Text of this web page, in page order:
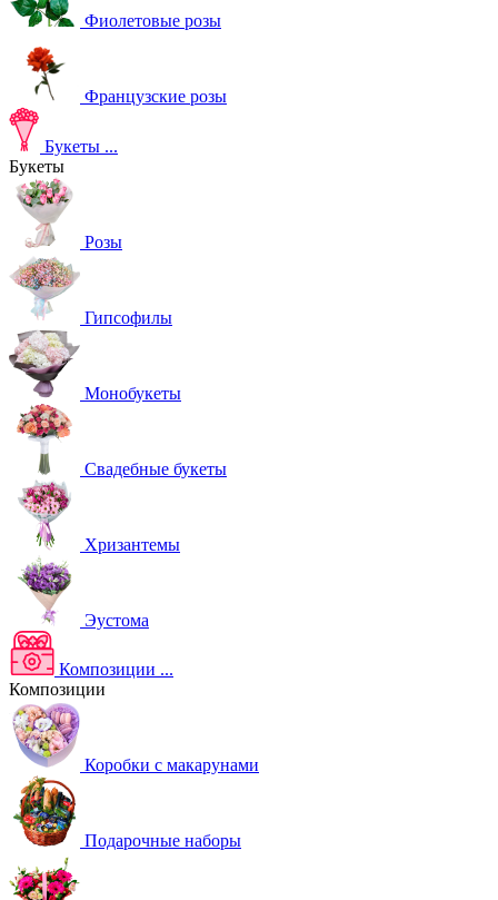
Фиолетовые розы
Французские розы
Букеты ...
Букеты
Розы
Гипсофилы
Монобукеты
Свадебные букеты
Хризантемы
Эустома
Композиции ...
Композиции
Коробки с макарунами
Подарочные наборы